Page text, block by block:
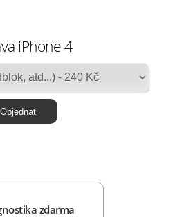
iPhone 4
zdarma